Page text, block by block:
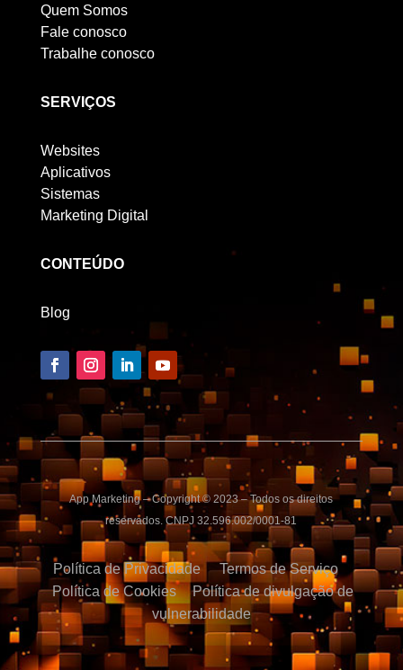
Quem Somos
Fale conosco
Trabalhe conosco
SERVIÇOS
Websites
Aplicativos
Sistemas
Marketing Digital
CONTEÚDO
Blog
App Marketing – Copyright © 2023 – Todos os direitos
reservados. CNPJ 32.596.002/0001-81
Política de Privacidade
Termos de Serviço
Política de Cookies
Política de divulgação de
vulnerabilidade